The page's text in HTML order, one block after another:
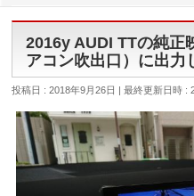
2016y AUDI TTの純正
アコン吹出口）に出力
投稿日 : 2018年9月26日 最終更新日時 :